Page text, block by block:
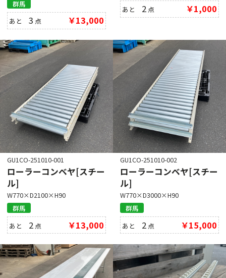
群馬
あと3 点 ￥13,000
あと 2 点 ￥1,000
GU1CO-251010-001
ローラーコンベヤ[スチー
ル]
W770×D2100×H90
群馬
あと 2 点 ￥13,000
GU1CO-251010-002
ローラーコンベヤ[スチー
ル]
W770×D3000×H90
群馬
あと 2 点 ￥15,000